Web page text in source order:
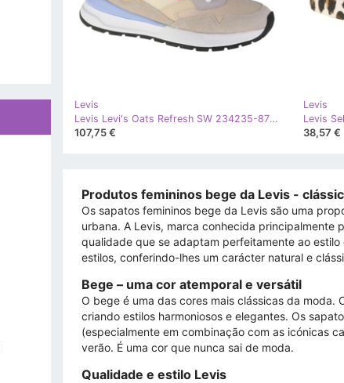
Levis
Levis Levi's Oats Refresh SW 234235-878-22 bege
107,75 €
Levis
38,57 €
Produtos femininos bege da Levis -
Os sapatos femininos bege da Levis são uma
urbana. A Levis, marca conhecida principalmente
qualidade que se adaptam perfeitamente ao
estilos, conferindo-lhes um carácter natural e
Bege – uma cor atemporal e versátil
O bege é uma das cores mais clássicas da
criando estilos harmoniosos e elegantes. Os
(especialmente em combinação com as icónicas
verão. É uma cor que nunca sai de moda.
Qualidade e estilo Levis